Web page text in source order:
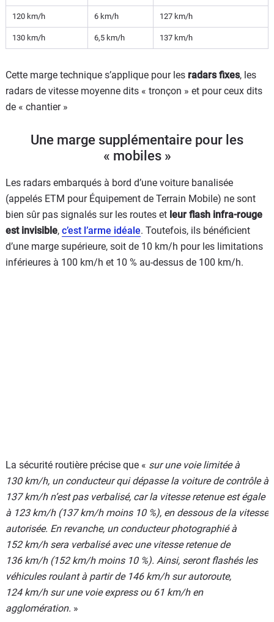
120 km/h 6 km/h 127 km/h
130 km/h 6,5 km/h 137 km/h
Cette marge technique s’applique pour les radars fixes, les
radars de vitesse moyenne dits « tronçon » et pour ceux dits
de « chantier »
Une marge supplémentaire pour les
« mobiles »
Les radars embarqués à bord d’une voiture banalisée
(appelés ETM pour Équipement de Terrain Mobile) ne sont
bien sûr pas signalés sur les routes et leur flash infra-rouge
est invisible, c’est l’arme idéale. Toutefois, ils bénéficient
d’une marge supérieure, soit de 10 km/h pour les limitations
inférieures à 100 km/h et 10 % au-dessus de 100 km/h.
La sécurité routière précise que « sur une voie limitée à
130 km/h, un conducteur qui dépasse la voiture de contrôle à
137 km/h n’est pas verbalisé, car la vitesse retenue est égale
à 123 km/h (137 km/h moins 10 %), en dessous de la vitesse
autorisée. En revanche, un conducteur photographié à
152 km/h sera verbalisé avec une vitesse retenue de
136 km/h (152 km/h moins 10 %). Ainsi, seront flashés les
véhicules roulant à partir de 146 km/h sur autoroute,
124 km/h sur une voie express ou 61 km/h en
agglomération. »